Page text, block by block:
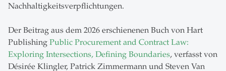
Nachhaltigkeitsverpflichtungen.
Der Beitrag aus dem 2026 erschienenen Buch von Hart
Publishing Public Procurement and Contract Law:
Exploring Intersections, Defining Boundaries, verfasst von
Désirée Klingler, Patrick Zimmermann und Steven Van